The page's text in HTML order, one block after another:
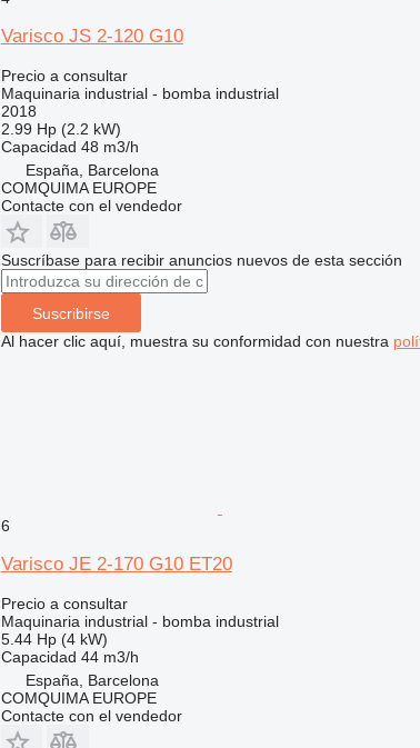
Varisco JS 2-120 G10
Precio a consultar
Maquinaria industrial - bomba industrial
2018
2.99 Hp (2.2 kW)
Capacidad 48 m3/h
España, Barcelona
COMQUIMA EUROPE
Contacte con el vendedor
Suscríbase para recibir anuncios nuevos de esta sección
Suscribirse
Al hacer clic aquí, muestra su conformidad con nuestra
6
Varisco JE 2-170 G10 ET20
Precio a consultar
Maquinaria industrial - bomba industrial
5.44 Hp (4 kW)
Capacidad 44 m3/h
España, Barcelona
COMQUIMA EUROPE
Contacte con el vendedor